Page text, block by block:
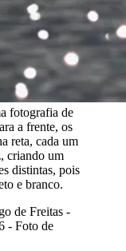
fotografia de
a frente, os
reta, cada um
criando um
distintas, pois
e branco.
de Freitas -
- Foto de